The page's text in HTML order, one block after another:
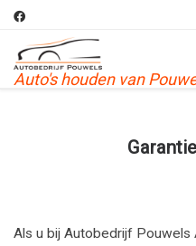
Auto's houden van
Als u bij Autobedrijf Pouwels